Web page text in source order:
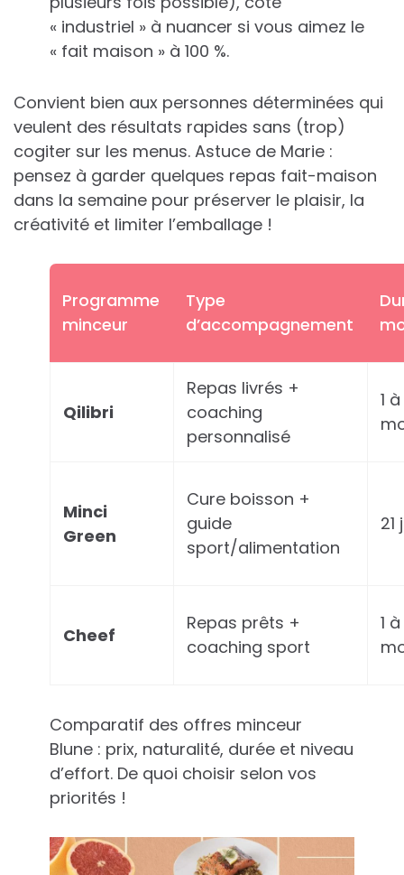
« industriel » à nuancer si vous aimez le
« fait maison » à 100 %.
Convient bien aux personnes déterminées qui
veulent des résultats rapides sans (trop)
cogiter sur les menus. Astuce de Marie :
pensez à garder quelques repas fait-maison
dans la semaine pour préserver le plaisir, la
créativité et limiter l’emballage !
Programme
minceur
Type
d’accompagnement
Qilibri
Repas livrés +
coaching
personnalisé
1
Minci
Green
Cure boisson +
guide
sport/alimentation
21
Cheef
Repas prêts +
coaching sport
1
Comparatif des offres minceur
Blune : prix, naturalité, durée et niveau
d’effort. De quoi choisir selon vos
priorités !